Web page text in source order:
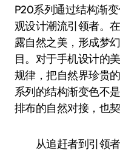
P20系列通过结构渐
观设计潮流引领者。
露自然之美，形成梦
目。对于手机设计的
规律，把自然界珍贵
系列的结构渐变色不
排布的自然对接，也
从追赶者到引领者